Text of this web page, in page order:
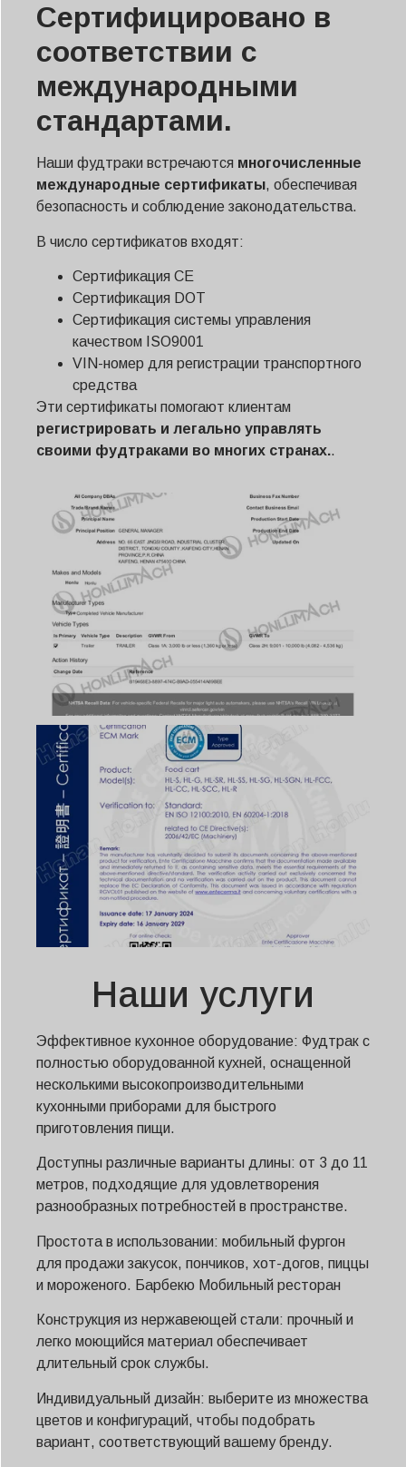
Сертифицировано в
соответствии с
международными
стандартами.
Наши фудтраки встречаются многочисленные
международные сертификаты, обеспечивая
безопасность и соблюдение законодательства.
В число сертификатов входят:
Сертификация CE
Сертификация DOT
Сертификация системы управления
качеством ISO9001
VIN-номер для регистрации транспортного
средства
Эти сертификаты помогают клиентам
регистрировать и легально управлять
своими фудтраками во многих странах..
Наши услуги
Эффективное кухонное оборудование: Фудтрак с
полностью оборудованной кухней, оснащенной
несколькими высокопроизводительными
кухонными приборами для быстрого
приготовления пищи.
Доступны различные варианты длины: от 3 до 11
метров, подходящие для удовлетворения
разнообразных потребностей в пространстве.
Простота в использовании: мобильный фургон
для продажи закусок, пончиков, хот-догов, пиццы
и мороженого. Барбекю Мобильный ресторан
Конструкция из нержавеющей стали: прочный и
легко моющийся материал обеспечивает
длительный срок службы.
Индивидуальный дизайн: выберите из множества
цветов и конфигураций, чтобы подобрать
вариант, соответствующий вашему бренду.